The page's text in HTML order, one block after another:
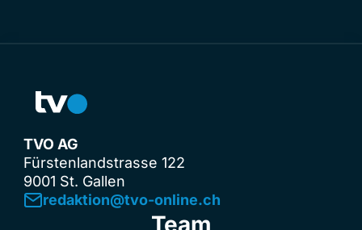
TVO AG
Fürstenlandstrasse 122
9001 St. Gallen
redaktion@tvo-online.ch
Team